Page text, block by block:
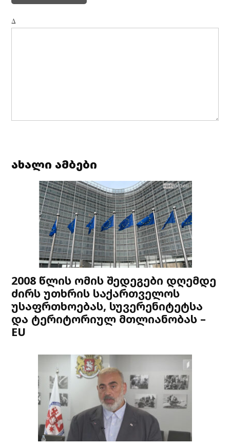
Δ
ახალი ამბები
2008 წლის ომის შედეგები დღემდე
ძირს უთხრის საქართველოს
უსაფრთხოებას, სუვერენიტეტსა
და ტერიტორიულ მთლიანობას –
EU